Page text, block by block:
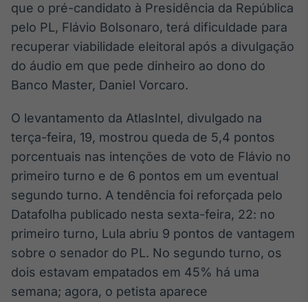
Broadcast
White Label
Plataforma para
conteúdos
personalizados
Soluções de Dados
Broadcast
OTC
Plataforma para
ativos
Datafeed
APIs para
integração de
dados
que o pré-candidato à Presidência da República
pelo PL, Flávio Bolsonaro, terá dificuldade para
recuperar viabilidade eleitoral após a divulgação
do áudio em que pede dinheiro ao dono do
Banco Master, Daniel Vorcaro.
O levantamento da AtlasIntel, divulgado na
terça-feira, 19, mostrou queda de 5,4 pontos
porcentuais nas intenções de voto de Flávio no
primeiro turno e de 6 pontos em um eventual
segundo turno. A tendência foi reforçada pelo
Datafolha publicado nesta sexta-feira, 22: no
primeiro turno, Lula abriu 9 pontos de vantagem
sobre o senador do PL. No segundo turno, os
dois estavam empatados em 45% há uma
semana; agora, o petista aparece